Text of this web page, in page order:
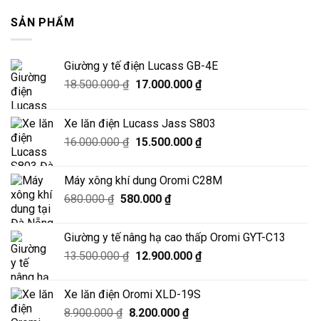
SẢN PHẨM
Giường y tế điện Lucass GB-4E
18.500.000₫ Giá
18.500.000 ₫.
17.000.000 ₫Giá
là:
17.000.000 ₫.
Xe lăn điện Lucass Jass S803
16.000.000₫ Giá
16.000.000 ₫.
15.500.000 ₫Giá
là:
Máy xông khí dung Oromi C28M
680.000₫ Giá
là:
680.000 ₫.
580.000 ₫Giá
là:
580.000 ₫.
Giường y tế nâng hạ cao thấp Oromi GYT-C13
13.500.000₫ Giá
13.500.000 ₫.
12.900.000 ₫Giá
Xe lăn điện Oromi XLD-19S
8.900.000₫ Giá
8.200.000 ₫Giá